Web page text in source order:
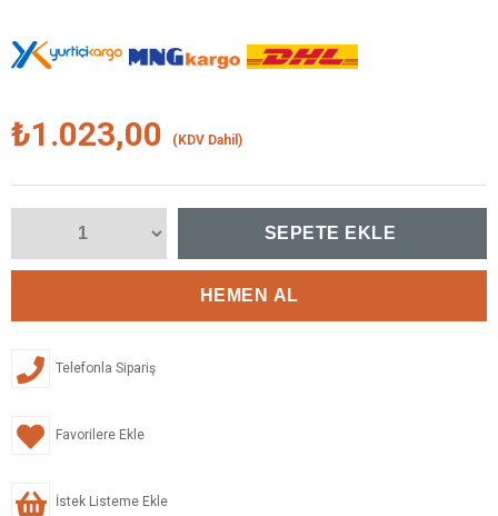
₺1.023,00 (KDV Dahil)
Telefonla Sipariş
Favorilere Ekle
İstek Listeme Ekle